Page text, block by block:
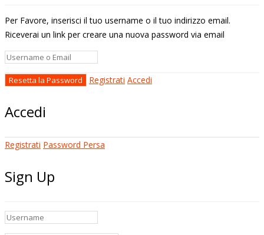
Per Favore, inserisci il tuo username o il tuo indirizzo email.
Riceverai un link per creare una nuova password via email
Registrati Accedi
Accedi
Registrati Password Persa
Sign Up